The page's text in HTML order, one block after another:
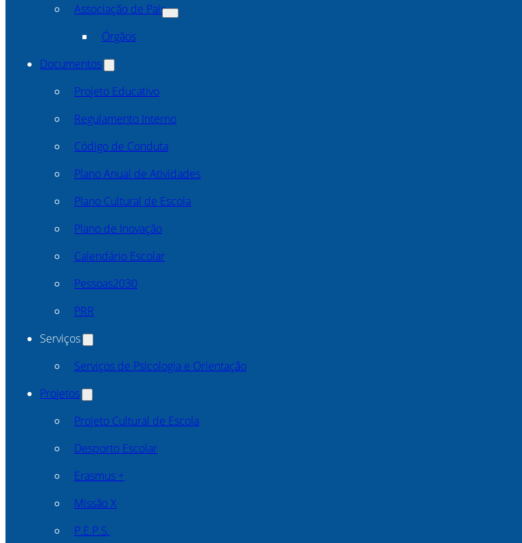
Associação de Pais
Órgãos
Documentos
Projeto Educativo
Regulamento Interno
Código de Conduta
Plano Anual de Atividades
Plano Cultural de Escola
Plano de Inovação
Calendário Escolar
Pessoas2030
PRR
Serviços
Serviços de Psicologia e Orientação
Projetos
Projeto Cultural de Escola
Desporto Escolar
Erasmus +
Missão X
P.E.P.S.